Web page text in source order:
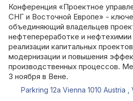
Восточной Европе
Конференция «Проектное
СНГ и Восточной Европе» -
объединяющий владельцев
нефтепереработке и нефтехимии
реализации капитальных
модернизации и повышения
производственных процессов.
3 ноября в Вене.
Parkring 12a Vienna 1010 Austria